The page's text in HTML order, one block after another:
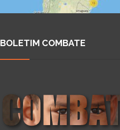
BOLETIM COMBATE